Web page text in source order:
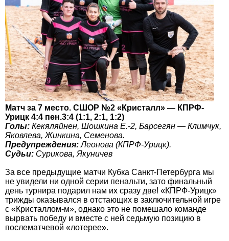
Матч за 7 место. СШОР №2 «Кристалл» — КПРФ-
Урицк 4:4 пен.3:4 (1:1, 2:1, 1:2)
Голы: Кекяляйнен, Шошкина Е.-2, Барсегян — Климчук,
Яковлева, Жинкина, Семенова.
Предупреждения:Леонова (КПРФ-Урицк).
Судьи: Сурикова, Якуничев
За все предыдущие матчи Кубка Санкт-Петербурга мы
не увидели ни одной серии пенальти, зато финальный
день турнира подарил нам их сразу две! «КПРФ-Урицк»
трижды оказывался в отстающих в заключительной игре
с «Кристаллом-м», однако это не помешало команде
вырвать победу и вместе с ней седьмую позицию в
послематчевой «лотерее».